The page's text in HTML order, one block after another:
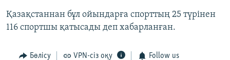
Қазақстаннан бұл ойындарға спорттың 25 түрінен
116 спортшы қатысады деп хабарланған.
Бөлісу VPN-сіз оқу Follow us